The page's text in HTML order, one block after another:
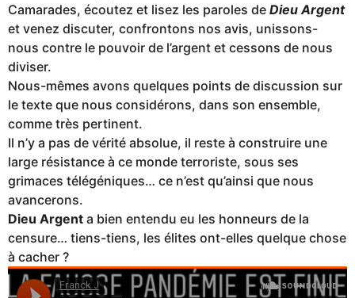
Camarades, écoutez et lisez les paroles de Dieu Argent
et venez discuter, confrontons nos avis, unissons-
nous contre le pouvoir de l’argent et cessons de nous
diviser.
Nous-mêmes avons quelques points de discussion sur
le texte que nous considérons, dans son ensemble,
comme très pertinent.
Il n’y a pas de vérité absolue, il reste à construire une
large résistance à ce monde terroriste, sous ses
grimaces télégéniques… ce n’est qu’ainsi que nous
avancerons.
Dieu Argent a bien entendu eu les honneurs de la
censure… tiens-tiens, les élites ont-elles quelque chose
à cacher ?